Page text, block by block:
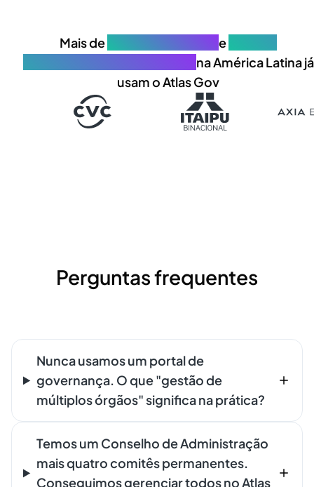
Mais de e
na América Latina já
usam o Atlas Gov
Perguntas frequentes
Nunca usamos um portal de
governança. O que "gestão de
múltiplos órgãos" significa na prática?
Temos um Conselho de Administração
mais quatro comitês permanentes.
Conseguimos gerenciar todos no Atlas